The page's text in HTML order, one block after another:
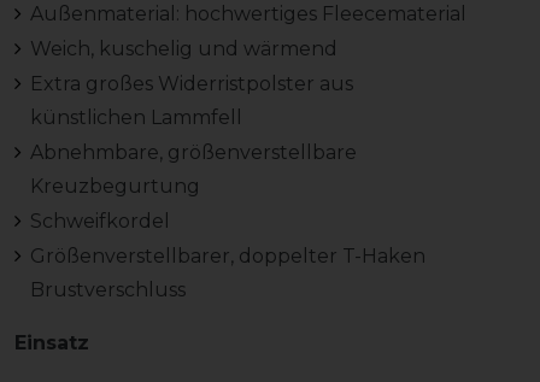
Außenmaterial: hochwertiges Fleecematerial
Weich, kuschelig und wärmend
Extra großes Widerristpolster aus
künstlichen Lammfell
Abnehmbare, größenverstellbare
Kreuzbegurtung
Schweifkordel
Größenverstellbarer, doppelter T-Haken
Brustverschluss
Einsatz